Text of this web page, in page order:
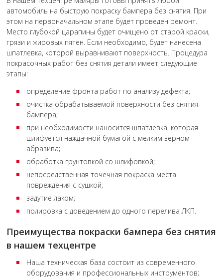
автомобиль на быструю покраску бампера без снятия. При
этом на первоначальном этапе будет проведен ремонт.
Место глубокой царапины будет очищено от старой краски,
грязи и жировых пятен. Если необходимо, будет нанесена
шпатлевка, которой выравнивают поверхность. Процедура
покрасочных работ без снятия детали имеет следующие
этапы:
определение фронта работ по анализу дефекта;
очистка обрабатываемой поверхности без снятия
бампера;
при необходимости наносится шпатлевка, которая
шлифуется наждачной бумагой с мелким зерном
абразива;
обработка грунтовкой со шлифовкой;
непосредственная точечная покраска места
повреждения с сушкой;
задутие лаком;
полировка с доведением до одного перелива ЛКП.
Преимущества покраски бампера без снятия
в нашем техцентре
Наша техническая база состоит из современного
оборудования и профессиональных инструментов;